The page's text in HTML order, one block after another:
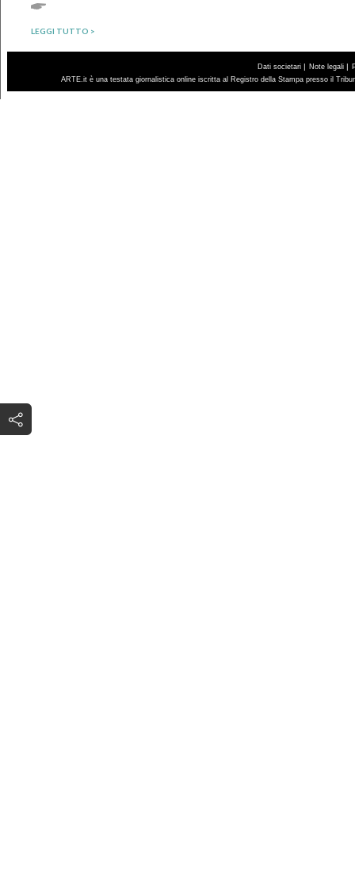
LEGGI TUTTO >
Dati societari | Note legali |
ARTE.it è una testata giornalistica online iscritta al Registro della Stampa presso il